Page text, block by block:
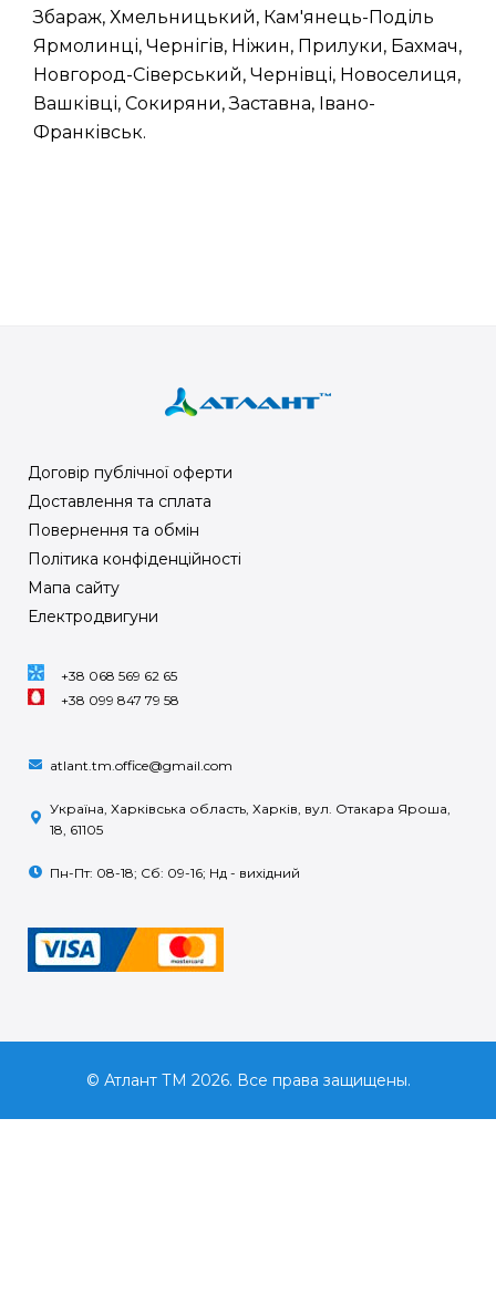
Збараж, Хмельницький, Кам'янець-Поділь
Ярмолинці, Чернігів, Ніжин, Прилуки, Бахмач,
Новгород-Сіверський, Чернівці, Новоселиця,
Вашківці, Сокиряни, Заставна, Івано-
Франківськ.
Договір публічної оферти
Доставлення та сплата
Повернення та обмін
Політика конфіденційності
Мапа сайту
Електродвигуни
+38 068 569 62 65
+38 099 847 79 58
atlant.tm.office@gmail.com
Україна, Харківська область, Харків, вул. Отакара Яроша,
18, 61105
Пн-Пт: 08-18; Сб: 09-16; Нд - вихідний
© Атлант ТМ 2026. Все права защищены.